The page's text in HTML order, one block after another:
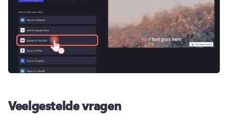
Veelgestelde vragen